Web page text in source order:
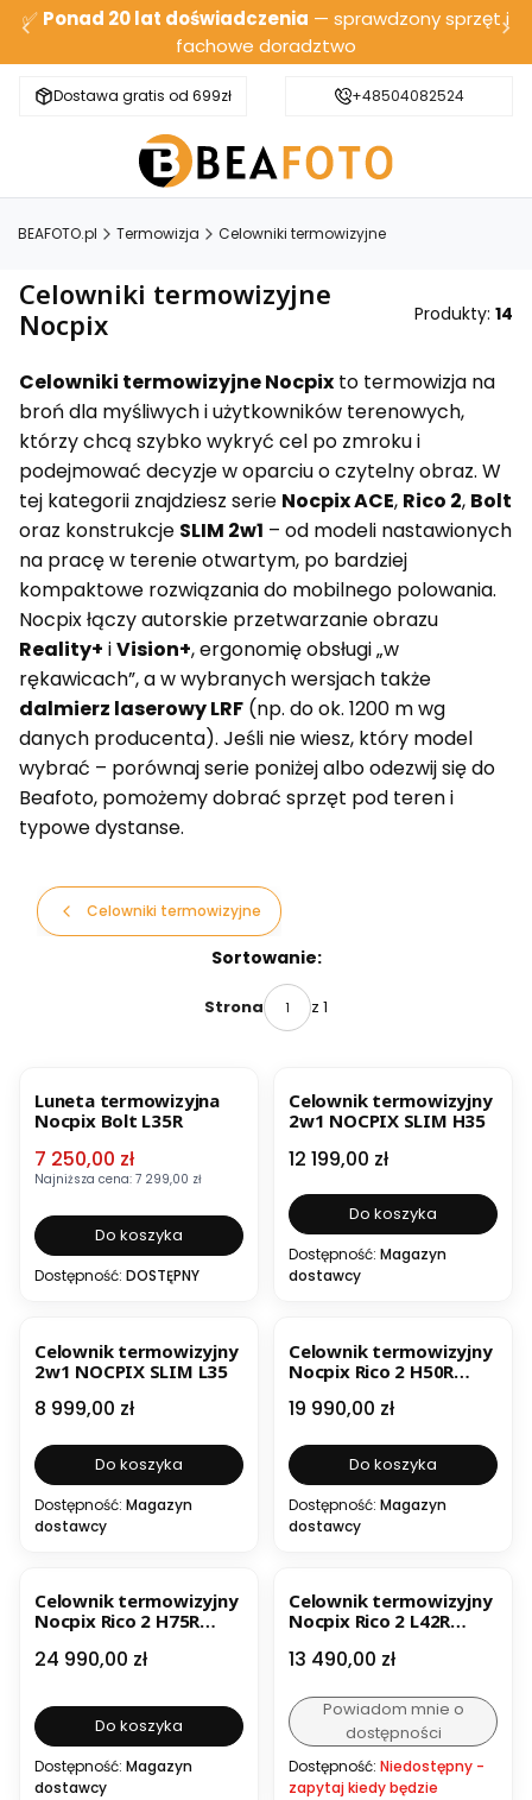
✅ Ponad 20 lat doświadczenia — sprawdzony sprzęt i
fachowe doradztwo
Dostawa gratis od 699zł Bezpieczna wysyłka
+48504082524
BEAFOTO.pl Termowizja Celowniki termowizyjne
Celowniki termowizyjne
Nocpix
Produkty: 14
Celowniki termowizyjne Nocpix to termowizja na
broń dla myśliwych i użytkowników terenowych,
którzy chcą szybko wykryć cel po zmroku i
podejmować decyzje w oparciu o czytelny obraz. W
tej kategorii znajdziesz serie Nocpix ACE, Rico 2, Bolt
oraz konstrukcje SLIM 2w1 – od modeli nastawionych
na pracę w terenie otwartym, po bardziej
kompaktowe rozwiązania do mobilnego polowania.
Nocpix łączy autorskie przetwarzanie obrazu
Reality+ iVision+, ergonomię obsługi „w
rękawicach”, a w wybranych wersjach także
dalmierz laserowy LRF (np. do ok. 1200 m wg
danych producenta). Jeśli nie wiesz, który model
wybrać – porównaj serie poniżej albo odezwij się do
Beafoto, pomożemy dobrać sprzęt pod teren i
typowe dystanse.
Celowniki termowizyjne
Sortowanie:
Strona z 1
Luneta termowizyjna
Nocpix Bolt L35R
Cena promocyjna
7 250,00 zł
Najniższa cena: 7 299,00 zł
Do koszyka
Dostępność: DOSTĘPNY
Celownik termowizyjny
2w1 NOCPIX SLIM H35
Cena
12 199,00 zł
Do koszyka
Dostępność: Magazyn
dostawcy
Celownik termowizyjny
2w1 NOCPIX SLIM L35
Cena
8 999,00 zł
Do koszyka
Dostępność: Magazyn
dostawcy
Celownik termowizyjny
Nocpix Rico 2 H50R
Cena
19 990,00 zł
Do koszyka
Dostępność: Magazyn
dostawcy
Celownik termowizyjny
Nocpix Rico 2 H75R
Cena
24 990,00 zł
Do koszyka
Dostępność: Magazyn
dostawcy
Celownik termowizyjny
Nocpix Rico 2 L42R
Cena
13 490,00 zł
Powiadom mnie o
dostępności
Dostępność: Niedostępny -
zapytaj kiedy będzie